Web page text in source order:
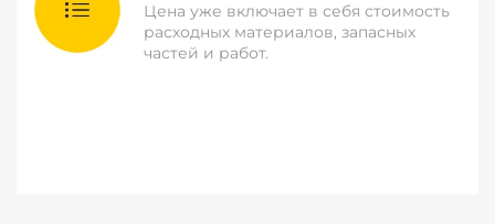
Цена уже включает в себя стоимость
расходных материалов, запасных
частей и работ.